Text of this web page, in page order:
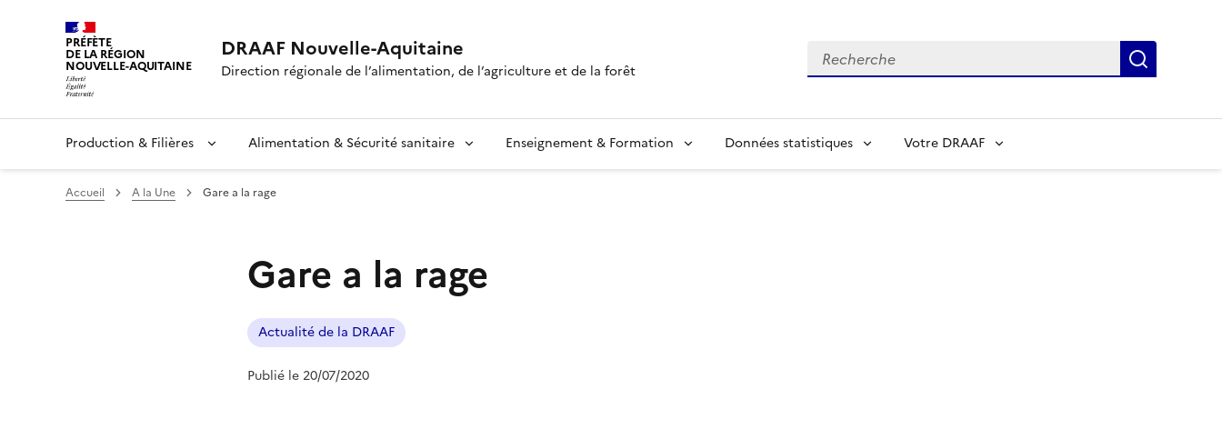
PRÉFÈTE
DE LA RÉGION
NOUVELLE-AQUITAINE
DRAAF Nouvelle-Aquitaine
Direction régionale de l’alimentation, de l’agriculture et de la forêt
Recherche
Production & Filières Alimentation & Sécurité sanitaire Enseignement & Formation Données statistiques Votre DRAAF
Accueil A la Une Gare a la rage
Gare a la rage
Actualité de la DRAAF
Publié le 20/07/2020